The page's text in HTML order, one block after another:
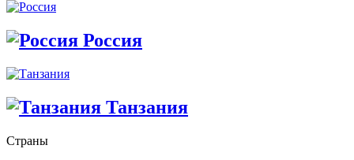
Россия
Танзания
Страны